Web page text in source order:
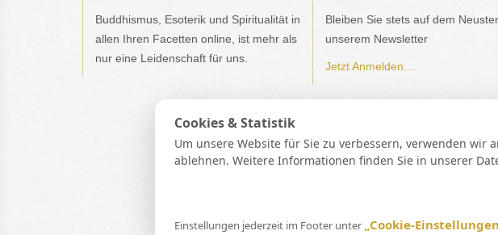
Buddhismus, Esoterik und Spiritualität in
allen Ihren Facetten online, ist mehr als
nur eine Leidenschaft für uns.
Bleiben Sie stets auf dem
unserem Newsletter
Jetzt Anmelden....
Buddhismus |
Spirit Guide UG (haftungsbeschränkt)
*Gebühr pro Minute in € (aus dem deutschen Festnetz).
Cookies & Statistik
Um unsere Website für Sie zu verbessern, verwenden wir
ablehnen. Weitere Informationen finden Sie in unserer
Einstellungen jederzeit im Footer unter „Cookie-